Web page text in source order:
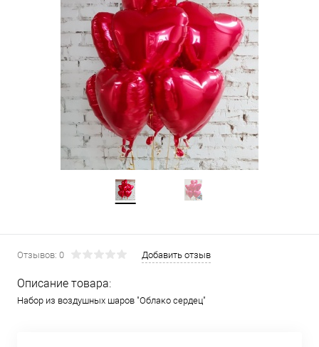
Отзывов: 0 Добавить отзыв
Описание товара:
Набор из воздушных шаров "Облако сердец"